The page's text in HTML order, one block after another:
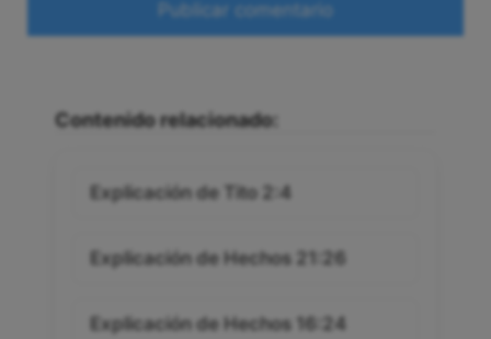
Contenido relacionado:
Explicación de Tito 2:4
Explicación de Hechos 21:26
Explicación de Hechos 16:24